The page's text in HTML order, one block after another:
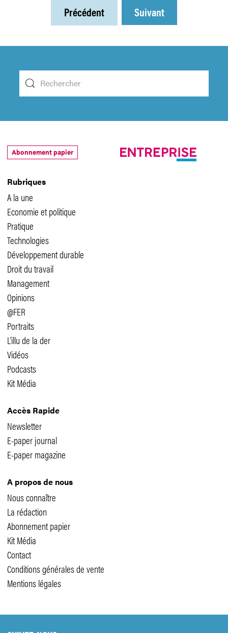
Précédent Suivant
Rubriques
A la une
Economie et politique
Pratique
Technologies
Développement durable
Droit du travail
Management
Opinions
@FER
Portraits
L'illu de la der
Vidéos
Podcasts
Kit Média
Accès Rapide
Newsletter
E-paper journal
E-paper magazine
A propos de nous
Nous connaître
La rédaction
Abonnement papier
Kit Média
Contact
Conditions générales de vente
Mentions légales
Abonnement papier